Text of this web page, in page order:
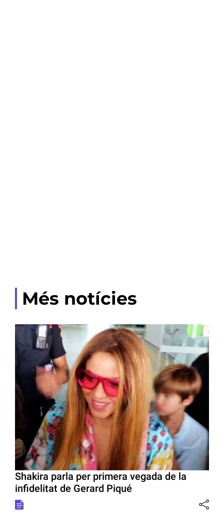
Més notícies
Shakira parla per primera vegada de la
infidelitat de Gerard Piqué